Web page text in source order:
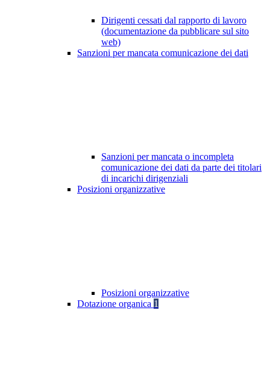
Dirigenti cessati dal rapporto di lavoro
(documentazione da pubblicare sul sito
web)
Sanzioni per mancata comunicazione dei dati
Sanzioni per mancata o incompleta
comunicazione dei dati da parte dei titolari
di incarichi dirigenziali
Posizioni organizzative
Posizioni organizzative
Dotazione organica 1